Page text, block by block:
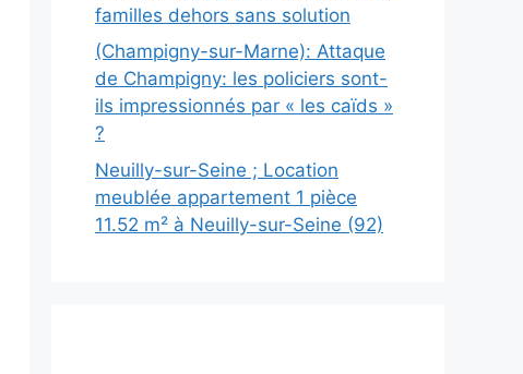
familles dehors sans solution
(Champigny-sur-Marne): Attaque
de Champigny: les policiers sont-
ils impressionnés par « les caïds »
?
Neuilly-sur-Seine ; Location
meublée appartement 1 pièce
11.52 m² à Neuilly-sur-Seine (92)